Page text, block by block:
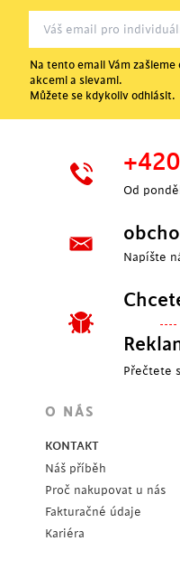
Na tento email Vám
akcemi a slevami.
Můžete se kdykoliv odhlásit.
Od
Napíšte
----
Přečtete
O NÁS
KONTAKT
Náš příběh
Proč nakupovat u nás
Fakturačné údaje
Kariéra